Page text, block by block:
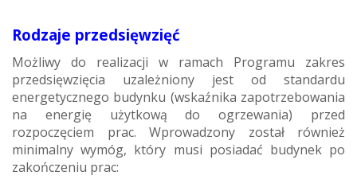
Rodzaje przedsięwzięć
Możliwy do realizacji w ramach Programu zakres
przedsięwzięcia uzależniony jest od standardu
energetycznego budynku (wskaźnika zapotrzebowania
na energię użytkową do ogrzewania) przed
rozpoczęciem prac. Wprowadzony został również
minimalny wymóg, który musi posiadać budynek po
zakończeniu prac: